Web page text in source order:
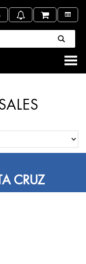
Toggle Menu
CRUZ